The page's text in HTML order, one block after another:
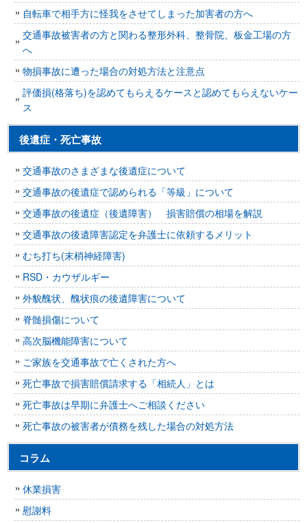
自転車で相手方に怪我をさせてしまった加害者の方へ
交通事故被害者の方と関わる整形外科、整骨院、板金工場の方
へ
物損事故に遭った場合の対処方法と注意点
評価損(格落ち)を認めてもらえるケースと認めてもらえないケー
ス
後遺症・死亡事故
交通事故のさまざまな後遺症について
交通事故の後遺症で認められる「等級」について
交通事故の後遺症（後遺障害） 損害賠償の相場を解説
交通事故の後遺障害認定を弁護士に依頼するメリット
むち打ち(末梢神経障害)
RSD・カウザルギー
外貌醜状、醜状痕の後遺障害について
脊髄損傷について
高次脳機能障害について
ご家族を交通事故で亡くされた方へ
死亡事故で損害賠償請求する「相続人」とは
死亡事故は早期に弁護士へご相談ください
死亡事故の被害者が債務を残した場合の対処方法
コラム
休業損害
慰謝料